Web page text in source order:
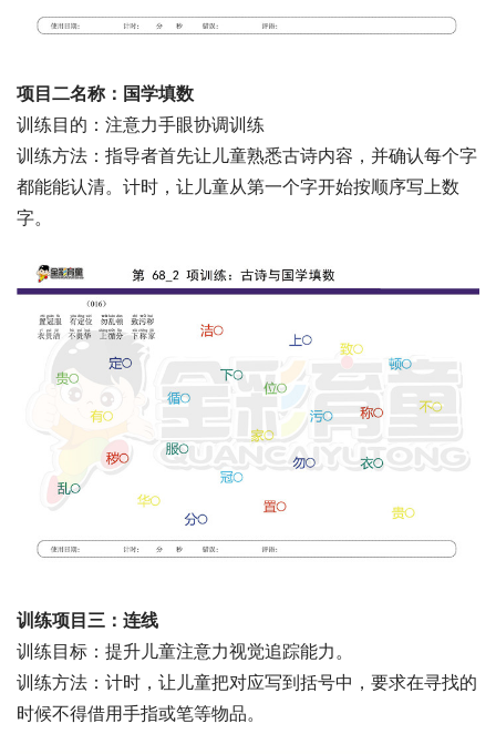
项目二名称：国学填数
训练目的：注意力手眼协调训练
训练方法：指导者首先让儿童熟悉古诗内容，并确认每个字
都能能认清。计时，让儿童从第一个字开始按顺序写上数
字。
训练项目三：连线
训练目标：提升儿童注意力视觉追踪能力。
训练方法：计时，让儿童把对应写到括号中，要求在寻找的
时候不得借用手指或笔等物品。